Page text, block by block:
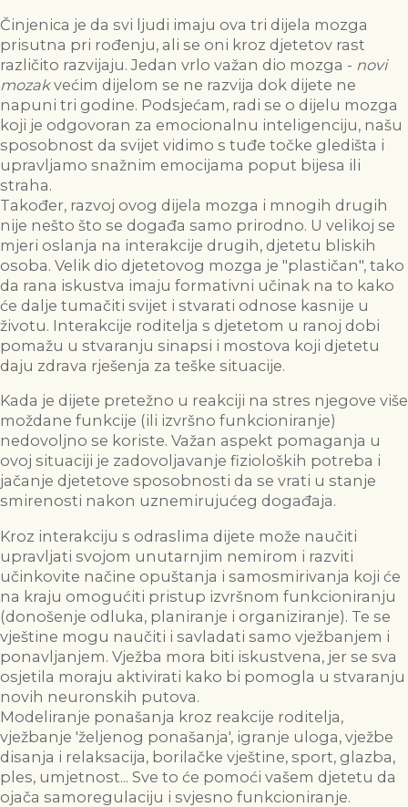
Činjenica je da svi ljudi imaju ova tri dijela mozga
prisutna pri rođenju, ali se oni kroz djetetov rast
različito razvijaju. Jedan vrlo važan dio mozga - novi
mozakvećim dijelom se ne razvija dok dijete ne
napuni tri godine. Podsjećam, radi se o dijelu mozga
koji je odgovoran za emocionalnu inteligenciju, našu
sposobnost da svijet vidimo s tuđe točke gledišta i
upravljamo snažnim emocijama poput bijesa ili
straha.
Također, razvoj ovog dijela mozga i mnogih drugih
nije nešto što se događa samo prirodno. U velikoj se
mjeri oslanja na interakcije drugih, djetetu bliskih
osoba. Velik dio djetetovog mozga je "plastičan", tako
da rana iskustva imaju formativni učinak na to kako
će dalje tumačiti svijet i stvarati odnose kasnije u
životu. Interakcije roditelja s djetetom u ranoj dobi
pomažu u stvaranju sinapsi i mostova koji djetetu
daju zdrava rješenja za teške situacije.
Kada je dijete pretežno u reakciji na stres njegove više
moždane funkcije (ili izvršno funkcioniranje)
nedovoljno se koriste. Važan aspekt pomaganja u
ovoj situaciji je zadovoljavanje fizioloških potreba i
jačanje djetetove sposobnosti da se vrati u stanje
smirenosti nakon uznemirujućeg događaja.
Kroz interakciju s odraslima dijete može naučiti
upravljati svojom unutarnjim nemirom i razviti
učinkovite načine opuštanja i samosmirivanja koji će
na kraju omogućiti pristup izvršnom funkcioniranju
(donošenje odluka, planiranje i organiziranje). Te se
vještine mogu naučiti i savladati samo vježbanjem i
ponavljanjem. Vježba mora biti iskustvena, jer se sva
osjetila moraju aktivirati kako bi pomogla u stvaranju
novih neuronskih putova.
Modeliranje ponašanja kroz reakcije roditelja,
vježbanje 'željenog ponašanja', igranje uloga, vježbe
disanja i relaksacija, borilačke vještine, sport, glazba,
ples, umjetnost... Sve to će pomoći vašem djetetu da
ojača samoregulaciju i svjesno funkcioniranje.